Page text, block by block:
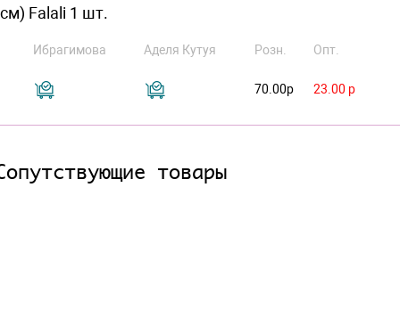
Falali 1 шт.
Ибрагимова Аделя Кутуя Розн. Опт.
70.00р 23.00 р
товары